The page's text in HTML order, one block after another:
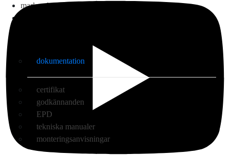
marknader
dokumentation
certifikat
godkännanden
EPD
tekniska manualer
monteringsanvisningar